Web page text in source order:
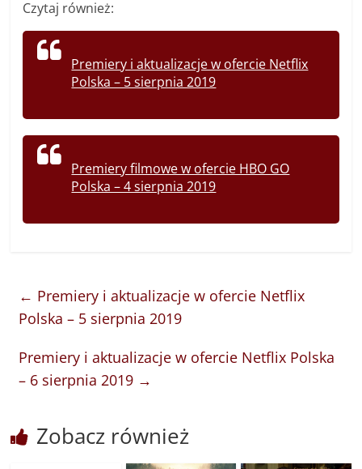
Czytaj również:
Premiery i aktualizacje w ofercie Netflix
Polska – 5 sierpnia 2019
Premiery filmowe w ofercie HBO GO
Polska – 4 sierpnia 2019
← Premiery i aktualizacje w ofercie Netflix
Polska – 5 sierpnia 2019
Premiery i aktualizacje w ofercie Netflix Polska
– 6 sierpnia 2019 →
Zobacz również